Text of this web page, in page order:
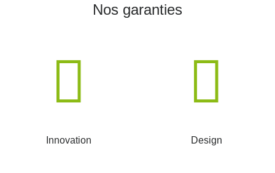
Nos garanties
Innovation Design